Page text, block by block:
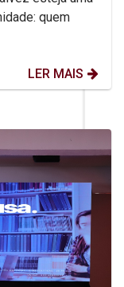
quem
LER MAIS